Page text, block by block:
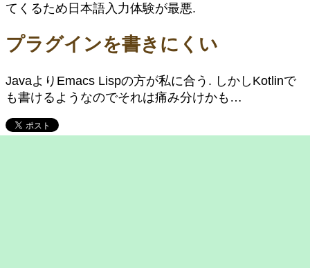
てくるため日本語入力体験が最悪.
プラグインを書きにくい
JavaよりEmacs Lispの方が私に合う. しかしKotlinで
も書けるようなのでそれは痛み分けかも…